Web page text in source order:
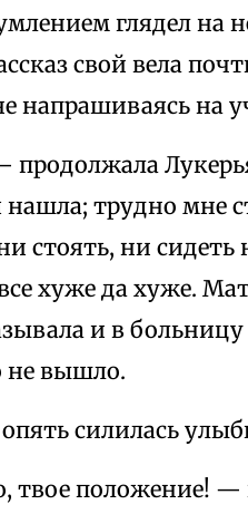
глядел на
свой вела
напрашиваясь на
продолжала
нашла; трудно мне
стоять, ни
хуже да хуже.
и в
не вышло.
силилась
твое положение! —